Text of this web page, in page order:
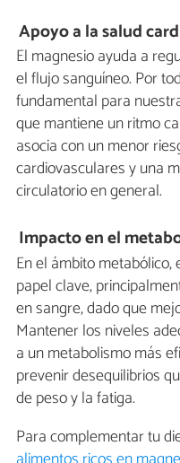
Apoyo a la salud
El magnesio ayuda a
el flujo sanguíneo. Por
fundamental para
que mantiene un ritmo
asocia con un menor
cardiovasculares y una
circulatorio en general.
Impacto en el
En el ámbito
papel clave,
en sangre, dado que
Mantener los niveles
a un metabolismo más
prevenir desequilibrios
de peso y la fatiga.
Para complementar tu